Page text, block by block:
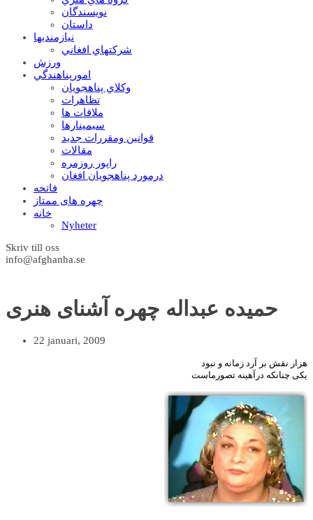
نويسندگان
داستان
نيازمنديها
شرکتهاي افغاني
ورزش
امورپناهندگي
وکلاي پناهجويان
تظاهرات
ملاقات ها
سيمينارها
قوانين ومقررات جديد
مقالات
راپور روزمره
درمورد پناهجويان افغان
فاتحه
چهره های ممتاز
خانه
Nyheter
Skriv till oss
info@afghanha.se
حميده عبداله چهره آشنای هنری
22 januari, 2009
هزار نقش بر آرد زمانه و نبود
يکی چنانکه درآهينه تصورماست